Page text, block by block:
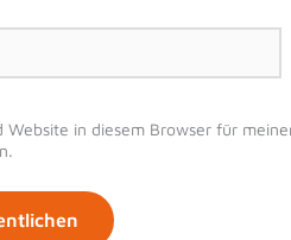
Website in diesem Browser für